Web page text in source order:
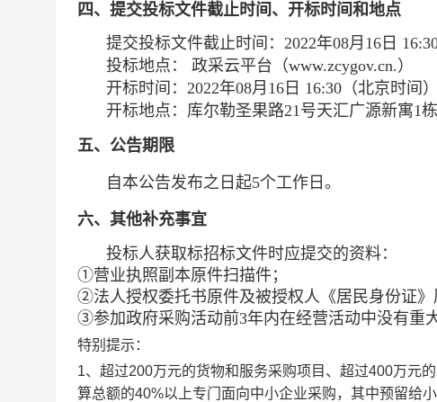
四、提交投标文件截止时间、开标时间和地点
提交投标文件截止时间： 2022年08月16日
投标地点：
政采云平台（www.zcygov.cn.）
开标时间： 2022年08月16日 16:30 （北京时间）
开标地点： 库尔勒圣果路21号天汇广源新寓1
五、公告期限
自本公告发布之日起5个工作日。
六、其他补充事宜
投标人获取标招标文件时应提交的资料：
①营业执照副本原件扫描件；
②法人授权委托书原件及被授权人《居民身份证》
③参加政府采购活动前3年内在经营活动中没有重
特别提示：
1、超过200万元的货物和服务采购项目、超过400万元
算总额的40%以上专门面向中小企业采购，其中预留给